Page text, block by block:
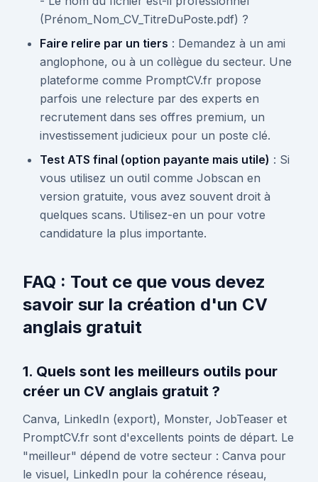
(Prénom_Nom_CV_TitreDuPoste.pdf) ?
Faire relire par un tiers : Demandez à un ami
anglophone, ou à un collègue du secteur. Une
plateforme comme PromptCV.fr propose
parfois une relecture par des experts en
recrutement dans ses offres premium, un
investissement judicieux pour un poste clé.
Test ATS final (option payante mais utile) : Si
vous utilisez un outil comme Jobscan en
version gratuite, vous avez souvent droit à
quelques scans. Utilisez-en un pour votre
candidature la plus importante.
FAQ : Tout ce que vous devez
savoir sur la création d'un CV
anglais gratuit
1. Quels sont les meilleurs outils pour
créer un CV anglais gratuit ?
Canva, LinkedIn (export), Monster, JobTeaser et
PromptCV.fr sont d'excellents points de départ. Le
"meilleur" dépend de votre secteur : Canva pour
le visuel, LinkedIn pour la cohérence réseau,